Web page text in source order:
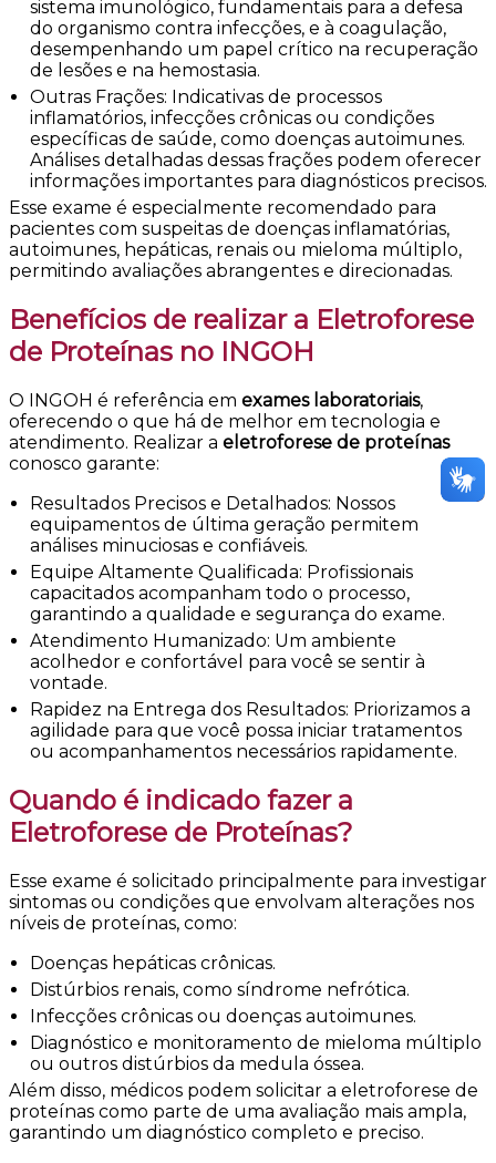
sistema imunológico, fundamentais para a defesa
do organismo contra infecções, e à coagulação,
desempenhando um papel crítico na recuperação
de lesões e na hemostasia.
Outras Frações: Indicativas de processos
inflamatórios, infecções crônicas ou condições
específicas de saúde, como doenças autoimunes.
Análises detalhadas dessas frações podem oferecer
informações importantes para diagnósticos precisos.
Esse exame é especialmente recomendado para
pacientes com suspeitas de doenças inflamatórias,
autoimunes, hepáticas, renais ou mieloma múltiplo,
permitindo avaliações abrangentes e direcionadas.
Benefícios de realizar a Eletroforese
de Proteínas no INGOH
O INGOH é referência em exames laboratoriais,
oferecendo o que há de melhor em tecnologia e
atendimento. Realizar a eletroforese de proteínas
conosco garante:
Resultados Precisos e Detalhados: Nossos
equipamentos de última geração permitem
análises minuciosas e confiáveis.
Equipe Altamente Qualificada: Profissionais
capacitados acompanham todo o processo,
garantindo a qualidade e segurança do exame.
Atendimento Humanizado: Um ambiente
acolhedor e confortável para você se sentir à
vontade.
Rapidez na Entrega dos Resultados: Priorizamos a
agilidade para que você possa iniciar tratamentos
ou acompanhamentos necessários rapidamente.
Quando é indicado fazer a
Eletroforese de Proteínas?
Esse exame é solicitado principalmente para investigar
sintomas ou condições que envolvam alterações nos
níveis de proteínas, como:
Doenças hepáticas crônicas.
Distúrbios renais, como síndrome nefrótica.
Infecções crônicas ou doenças autoimunes.
Diagnóstico e monitoramento de mieloma múltiplo
ou outros distúrbios da medula óssea.
Além disso, médicos podem solicitar a eletroforese de
proteínas como parte de uma avaliação mais ampla,
garantindo um diagnóstico completo e preciso.